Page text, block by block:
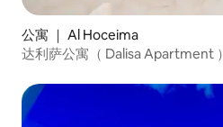
公寓 ｜ Al Hoceima
达利萨公寓（ Dalisa Apartment ）